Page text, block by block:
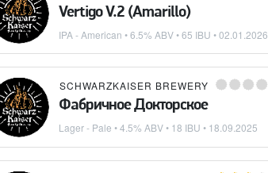
Vertigo V.2 (Amarillo)
IPA - American • 6.5% ABV • 65 IBU •02.01.2026
SCHWARZKAISER BREWERY
Фабричное Докторское
Lager - Pale • 4.5% ABV • 18 IBU • 18.09.2025